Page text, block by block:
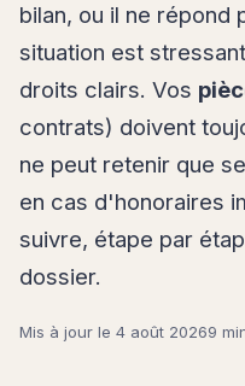
bilan, ou il ne répond
situation est
droits clairs. Vos
contrats) doivent
ne peut retenir que
en cas d'honoraires
suivre, étape par
dossier.
Mis à jour le 4 août 20269